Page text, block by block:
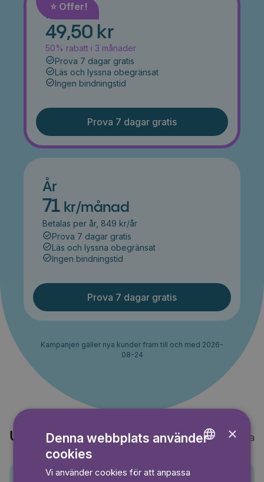
⭐️ Offer!
Månad
49,50 kr
50% rabatt i 3 månader
Prova 7 dagar gratis
Läs och lyssna obegränsat
Ingen bindningstid
Prova 7 dagar gratis
År
71 kr/månad
Betalas per år, 849 kr/år
Prova 7 dagar gratis
Läs och lyssna obegränsat
Ingen bindningstid
Prova 7 dagar gratis
Kampanjen gäller nya kunder fram till och med 2026-
08-24
Upptäck också Visa alla
×
Denna webbplats använder
cookies
Vi använder cookies för att anpassa